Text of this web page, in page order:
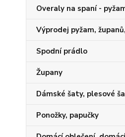
Overaly na spaní -
Výprodej pyžam,
Spodní prádlo
Župany
Dámské šaty, plesové
Ponožky, papučky